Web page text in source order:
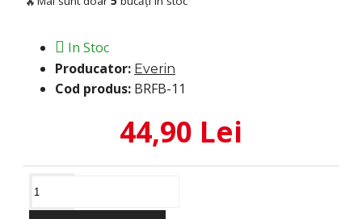
In Stoc
Producator: Everin
Cod produs: BRFB-11
44,90 Lei